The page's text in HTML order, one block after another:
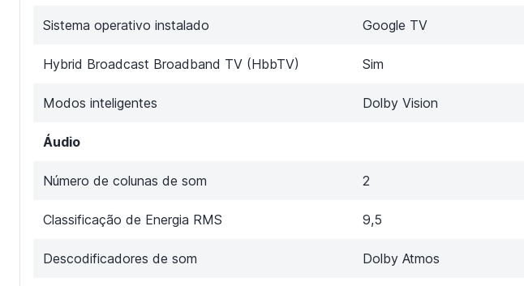
Sistema operativo instalado Google TV
Hybrid Broadcast Broadband TV (HbbTV) Sim
Modos inteligentes Dolby Vision
Áudio
Número de colunas de som 2
Classificação de Energia RMS 9,5
Descodificadores de som Dolby Atmos